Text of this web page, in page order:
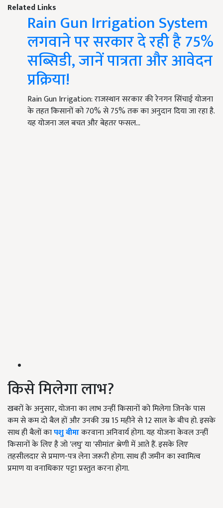
Related Links
Rain Gun Irrigation System
लगवाने पर सरकार दे रही है 75%
सब्सिडी, जानें पात्रता और आवेदन
प्रक्रिया!
Rain Gun Irrigation: राजस्थान सरकार की रेनगन सिंचाई योजना
के तहत किसानों को 70% से 75% तक का अनुदान दिया जा रहा है.
यह योजना जल बचत और बेहतर फसल…
किसे मिलेगा लाभ?
खबरों के अनुसार, योजना का लाभ उन्हीं किसानों को मिलेगा जिनके पास
कम से कम दो बैल हों और उनकी उम्र 15 महीने से 12 साल के बीच हो. इसके
साथ ही बैलों कापशु बीमाकरवाना अनिवार्य होगा. यह योजना केवल उन्हीं
किसानों के लिए है जो 'लघु' या 'सीमांत' श्रेणी में आते हैं. इसके लिए
तहसीलदार से प्रमाण-पत्र लेना जरूरी होगा. साथ ही जमीन का स्वामित्व
प्रमाण या वनाधिकार पट्टा प्रस्तुत करना होगा.